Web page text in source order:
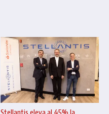
Stellantis eleva al 45% la